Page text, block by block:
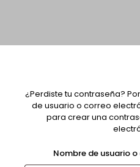
¿Perdiste tu contraseña?
de usuario o correo
para crear una
Nombre de usuario